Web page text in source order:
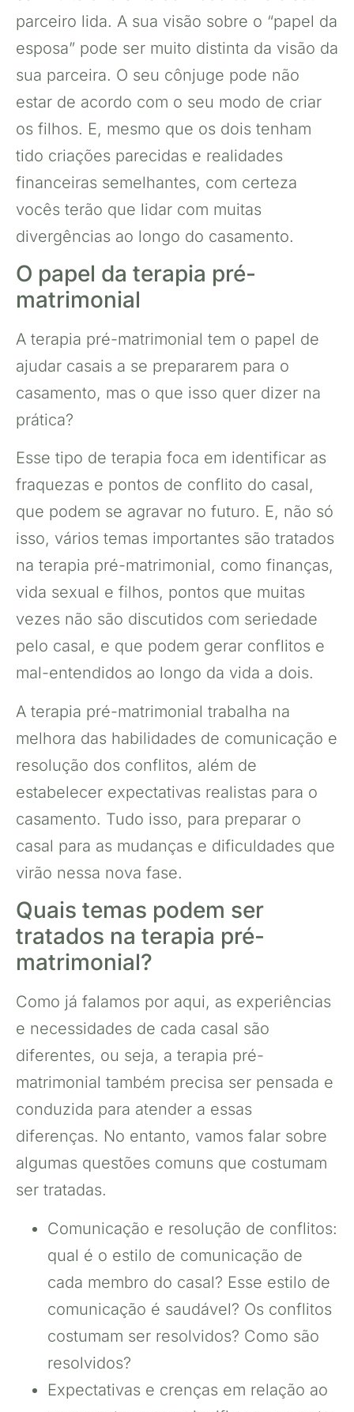
parceiro lida. A sua visão sobre o “papel da
esposa” pode ser muito distinta da visão da
sua parceira. O seu cônjuge pode não
estar de acordo com o seu modo de criar
os filhos. E, mesmo que os dois tenham
tido criações parecidas e realidades
financeiras semelhantes, com certeza
vocês terão que lidar com muitas
divergências ao longo do casamento.
O papel da terapia pré-
matrimonial
A terapia pré-matrimonial tem o papel de
ajudar casais a se prepararem para o
casamento, mas o que isso quer dizer na
prática?
Esse tipo de terapia foca em identificar as
fraquezas e pontos de conflito do casal,
que podem se agravar no futuro. E, não só
isso, vários temas importantes são tratados
na terapia pré-matrimonial, como finanças,
vida sexual e filhos, pontos que muitas
vezes não são discutidos com seriedade
pelo casal, e que podem gerar conflitos e
mal-entendidos ao longo da vida a dois.
A terapia pré-matrimonial trabalha na
melhora das habilidades de comunicação e
resolução dos conflitos, além de
estabelecer expectativas realistas para o
casamento. Tudo isso, para preparar o
casal para as mudanças e dificuldades que
virão nessa nova fase.
Quais temas podem ser
tratados na terapia pré-
matrimonial?
Como já falamos por aqui, as experiências
e necessidades de cada casal são
diferentes, ou seja, a terapia pré-
matrimonial também precisa ser pensada e
conduzida para atender a essas
diferenças. No entanto, vamos falar sobre
algumas questões comuns que costumam
ser tratadas.
Comunicação e resolução de conflitos:
qual é o estilo de comunicação de
cada membro do casal? Esse estilo de
comunicação é saudável? Os conflitos
costumam ser resolvidos? Como são
resolvidos?
Expectativas e crenças em relação ao